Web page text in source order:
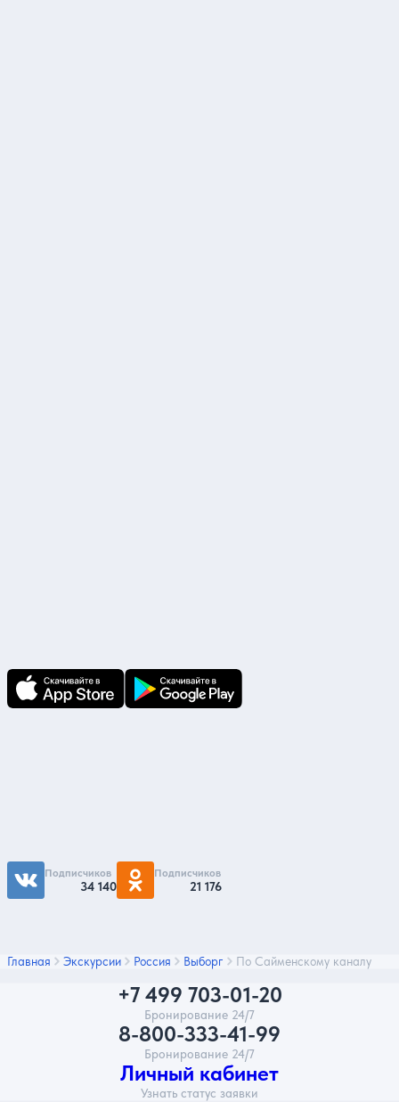
Подписчиков
34 140
Подписчиков
21 176
Главная Экскурсии Россия Выборг По Сайменскому каналу
+7 499 703-01-20
Бронирование 24/7
8-800-333-41-99
Бронирование 24/7
Личный кабинет
Узнать статус заявки